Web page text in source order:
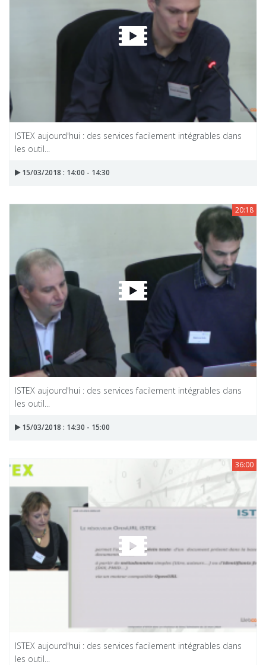
ISTEX aujourd'hui : des services facilement intégrables dans
les outil...
15/03/2018 : 14:00 - 14:30
20:18
ISTEX aujourd'hui : des services facilement intégrables dans
les outil...
15/03/2018 : 14:30 - 15:00
36:00
ISTEX aujourd'hui : des services facilement intégrables dans
les outil...